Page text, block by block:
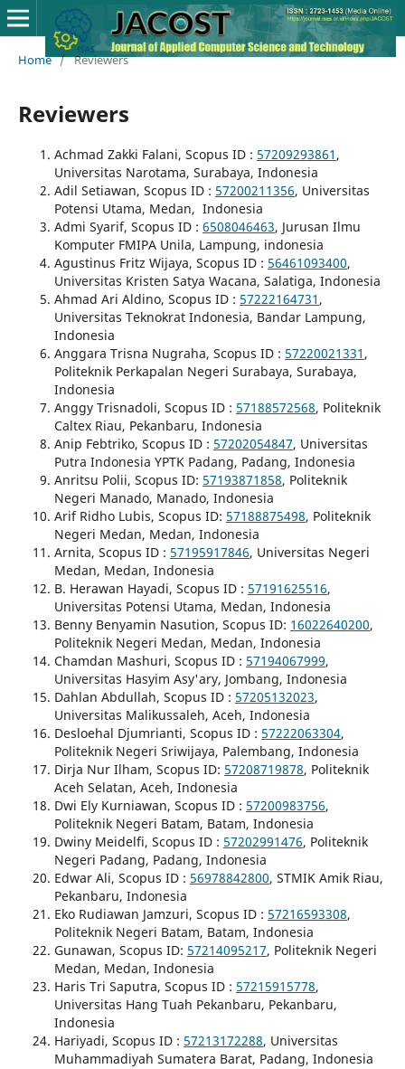
Home / Reviewers
Reviewers
Achmad Zakki Falani, Scopus ID : 57209293861 ,
Universitas Narotama, Surabaya, Indonesia
Adil Setiawan, Scopus ID : 57200211356, Universitas
Potensi Utama, Medan, Indonesia
Admi Syarif, Scopus ID : 6508046463, Jurusan Ilmu
Komputer FMIPA Unila, Lampung, indonesia
Agustinus Fritz Wijaya, Scopus ID : 56461093400,
Universitas Kristen Satya Wacana, Salatiga, Indonesia
Ahmad Ari Aldino, Scopus ID : 57222164731 ,
Universitas Teknokrat Indonesia, Bandar Lampung,
Indonesia
Anggara Trisna Nugraha, Scopus ID : 57220021331 ,
Politeknik Perkapalan Negeri Surabaya, Surabaya,
Indonesia
Anggy Trisnadoli, Scopus ID : 57188572568, Politeknik
Caltex Riau, Pekanbaru, Indonesia
Anip Febtriko, Scopus ID : 57202054847, Universitas
Putra Indonesia YPTK Padang, Padang, Indonesia
Anritsu Polii, Scopus ID: 57193871858, Politeknik
Negeri Manado, Manado, Indonesia
Arif Ridho Lubis, Scopus ID: 57188875498, Politeknik
Negeri Medan, Medan, Indonesia
Arnita, Scopus ID : 57195917846, Universitas Negeri
Medan, Medan, Indonesia
B. Herawan Hayadi, Scopus ID : 57191625516,
Universitas Potensi Utama, Medan, Indonesia
Benny Benyamin Nasution, Scopus ID: 16022640200,
Politeknik Negeri Medan, Medan, Indonesia
Chamdan Mashuri, Scopus ID : 57194067999,
Universitas Hasyim Asy'ary, Jombang, Indonesia
Dahlan Abdullah, Scopus ID : 57205132023,
Universitas Malikussaleh, Aceh, Indonesia
Desloehal Djumrianti, Scopus ID : 57222063304,
Politeknik Negeri Sriwijaya, Palembang, Indonesia
Dirja Nur Ilham, Scopus ID: 57208719878, Politeknik
Aceh Selatan, Aceh, Indonesia
Dwi Ely Kurniawan, Scopus ID : 57200983756,
Politeknik Negeri Batam, Batam, Indonesia
Dwiny Meidelfi, Scopus ID : 57202991476, Politeknik
Negeri Padang, Padang, Indonesia
Edwar Ali, Scopus ID : 56978842800, STMIK Amik Riau,
Pekanbaru, Indonesia
Eko Rudiawan Jamzuri, Scopus ID : 57216593308,
Politeknik Negeri Batam, Batam, Indonesia
Gunawan, Scopus ID: 57214095217, Politeknik Negeri
Medan, Medan, Indonesia
Haris Tri Saputra, Scopus ID : 57215915778,
Universitas Hang Tuah Pekanbaru, Pekanbaru,
Indonesia
Hariyadi, Scopus ID : 57213172288, Universitas
Muhammadiyah Sumatera Barat, Padang, Indonesia